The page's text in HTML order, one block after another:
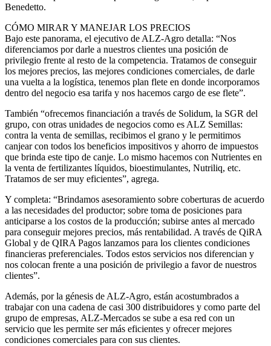
Benedetto.
CÓMO MIRAR Y MANEJAR LOS PRECIOS
Bajo este panorama, el ejecutivo de ALZ-Agro detalla: “Nos
diferenciamos por darle a nuestros clientes una posición de
privilegio frente al resto de la competencia. Tratamos de conseguir
los mejores precios, las mejores condiciones comerciales, de darle
una vuelta a la logística, tenemos plan flete en donde incorporamos
dentro del negocio esa tarifa y nos hacemos cargo de ese flete”.
También “ofrecemos financiación a través de Solidum, la SGR del
grupo, con otras unidades de negocios como es ALZ Semillas:
contra la venta de semillas, recibimos el grano y le permitimos
canjear con todos los beneficios impositivos y ahorro de impuestos
que brinda este tipo de canje. Lo mismo hacemos con Nutrientes en
la venta de fertilizantes líquidos, bioestimulantes, Nutriliq, etc.
Tratamos de ser muy eficientes”, agrega.
Y completa: “Brindamos asesoramiento sobre coberturas de acuerdo
a las necesidades del productor; sobre toma de posiciones para
anticiparse a los costos de la producción; subirse antes al mercado
para conseguir mejores precios, más rentabilidad. A través de QiRA
Global y de QIRA Pagos lanzamos para los clientes condiciones
financieras preferenciales. Todos estos servicios nos diferencian y
nos colocan frente a una posición de privilegio a favor de nuestros
clientes”.
Además, por la génesis de ALZ-Agro, están acostumbrados a
trabajar con una cadena de casi 300 distribuidores y como parte del
grupo de empresas, ALZ-Mercados se sube a esa red con un
servicio que les permite ser más eficientes y ofrecer mejores
condiciones comerciales para con sus clientes.